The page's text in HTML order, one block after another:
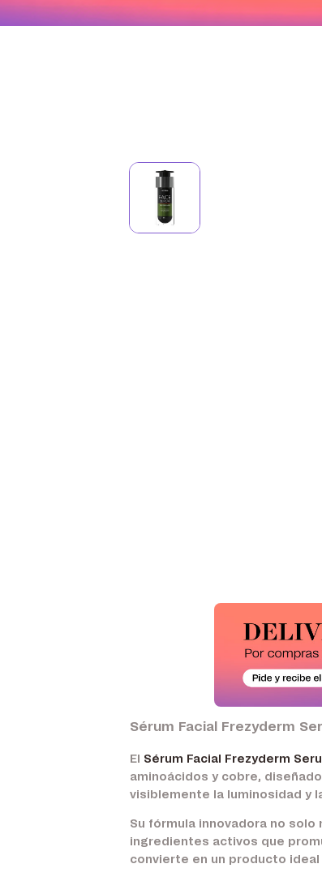
Sérum Facial Frezyderm
El Sérum Facial Frezyderm
aminoácidos y cobre,
visiblemente la luminosidad y
Su fórmula innovadora no
ingredientes activos que
convierte en un producto